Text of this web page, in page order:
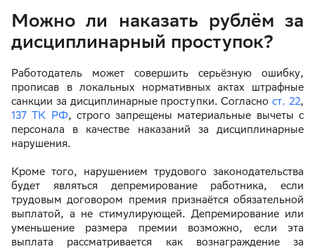
Можно ли наказать рублём за
дисциплинарный проступок?
Работодатель может совершить серьёзную ошибку,
прописав в локальных нормативных актах штрафные
санкции за дисциплинарные проступки. Согласност. 22,
137 ТК РФ, строго запрещены материальные вычеты с
персонала в качестве наказаний за дисциплинарные
нарушения.
Кроме того, нарушением трудового законодательства
будет являться депремирование работника, если
трудовым договором премия признаётся обязательной
выплатой, а не стимулирующей. Депремирование или
уменьшение размера премии возможно, если эта
выплата рассматривается как вознаграждение за